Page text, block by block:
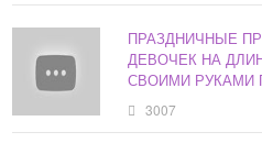
ПРАЗДНИЧНЫЕ
ДЕВОЧЕК НА
СВОИМИ РУКАМИ
3007